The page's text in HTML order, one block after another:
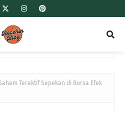
Teraktif Sepekan di Bursa Efek